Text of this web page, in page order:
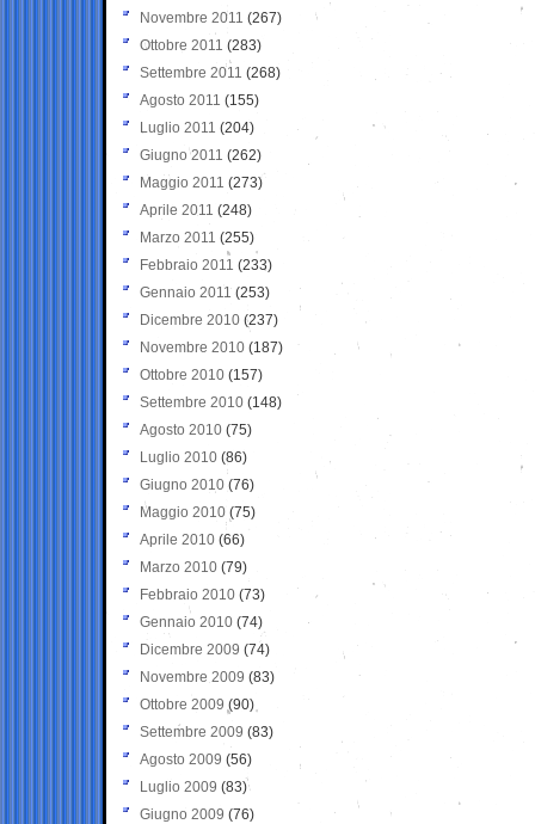
Novembre 2011 (267)
Ottobre 2011 (283)
Settembre 2011 (268)
Agosto 2011 (155)
Luglio 2011 (204)
Giugno 2011 (262)
Maggio 2011 (273)
Aprile 2011 (248)
Marzo 2011 (255)
Febbraio 2011 (233)
Gennaio 2011 (253)
Dicembre 2010 (237)
Novembre 2010 (187)
Ottobre 2010 (157)
Settembre 2010 (148)
Agosto 2010 (75)
Luglio 2010 (86)
Giugno 2010 (76)
Maggio 2010 (75)
Aprile 2010 (66)
Marzo 2010 (79)
Febbraio 2010 (73)
Gennaio 2010 (74)
Dicembre 2009 (74)
Novembre 2009 (83)
Ottobre 2009 (90)
Settembre 2009 (83)
Agosto 2009 (56)
Luglio 2009 (83)
Giugno 2009 (76)